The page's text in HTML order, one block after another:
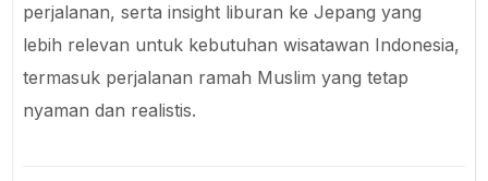
perjalanan, serta insight liburan ke Jepang yang
lebih relevan untuk kebutuhan wisatawan Indonesia,
termasuk perjalanan ramah Muslim yang tetap
nyaman dan realistis.